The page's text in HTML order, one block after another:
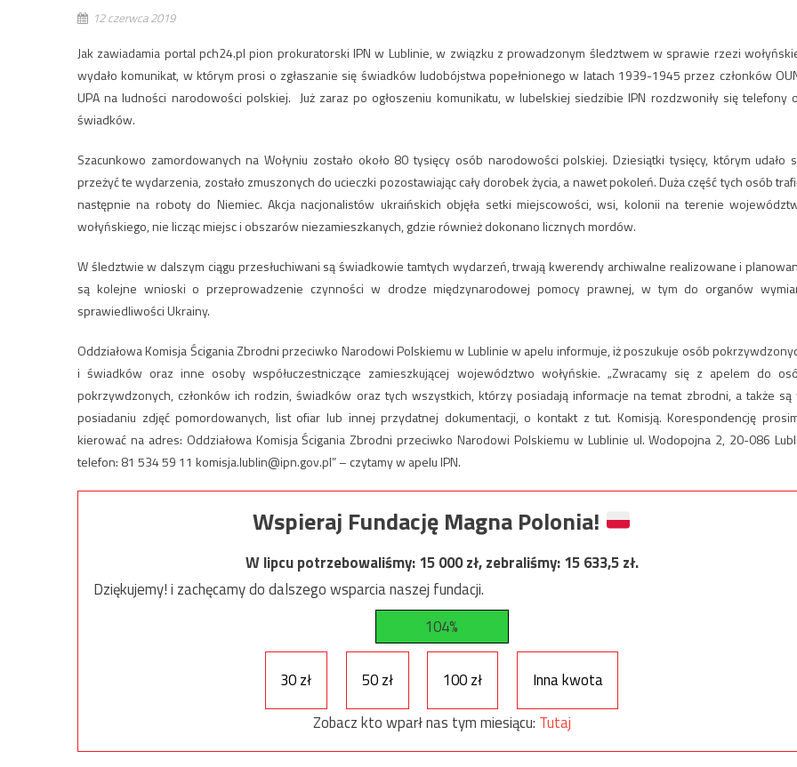
12 czerwca 2019
Jak zawiadamia portal pch24.pl pion prokuratorski IPN w Lublinie, w związku z prowadzonym śledztwem w sprawie rzezi
wydało komunikat, w którym prosi o zgłaszanie się świadków ludobójstwa popełnionego w latach 1939-1945 przez członków
UPA na ludności narodowości polskiej. Już zaraz po ogłoszeniu komunikatu, w lubelskiej siedzibie IPN rozdzwoniły się telefony
świadków.
Szacunkowo zamordowanych na Wołyniu zostało około 80 tysięcy osób narodowości polskiej. Dziesiątki tysięcy, którym udało
przeżyć te wydarzenia, zostało zmuszonych do ucieczki pozostawiając cały dorobek życia, a nawet pokoleń. Duża część tych osób
następnie na roboty do Niemiec. Akcja nacjonalistów ukraińskich objęła setki miejscowości, wsi, kolonii na terenie
wołyńskiego, nie licząc miejsc i obszarów niezamieszkanych, gdzie również dokonano licznych mordów.
W śledztwie w dalszym ciągu przesłuchiwani są świadkowie tamtych wydarzeń, trwają kwerendy archiwalne realizowane i
są kolejne wnioski o przeprowadzenie czynności w drodze międzynarodowej pomocy prawnej, w tym do organów
sprawiedliwości Ukrainy.
Oddziałowa Komisja Ścigania Zbrodni przeciwko Narodowi Polskiemu w Lublinie w apelu informuje, iż poszukuje osób
i świadków oraz inne osoby współuczestniczące zamieszkującej województwo wołyńskie. „Zwracamy się z apelem do
pokrzywdzonych, członków ich rodzin, świadków oraz tych wszystkich, którzy posiadają informacje na temat zbrodni, a także są
posiadaniu zdjęć pomordowanych, list ofiar lub innej przydatnej dokumentacji, o kontakt z tut. Komisją. Korespondencję
kierować na adres: Oddziałowa Komisja Ścigania Zbrodni przeciwko Narodowi Polskiemu w Lublinie ul. Wodopojna 2, 20-086
telefon: 81 534 59 11 komisja.lublin@ipn.gov.pl” – czytamy w apelu IPN.
Wspieraj Fundację Magna Polonia!
W lipcu potrzebowaliśmy:15 000zł, zebraliśmy:15 633,5zł.
Dziękujemy! i zachęcamy do dalszego wsparcia naszej fundacji.
104%
30 zł 50 zł 100 zł
Inna kwota
Zobacz kto wparł nas tym miesiącu: Tutaj